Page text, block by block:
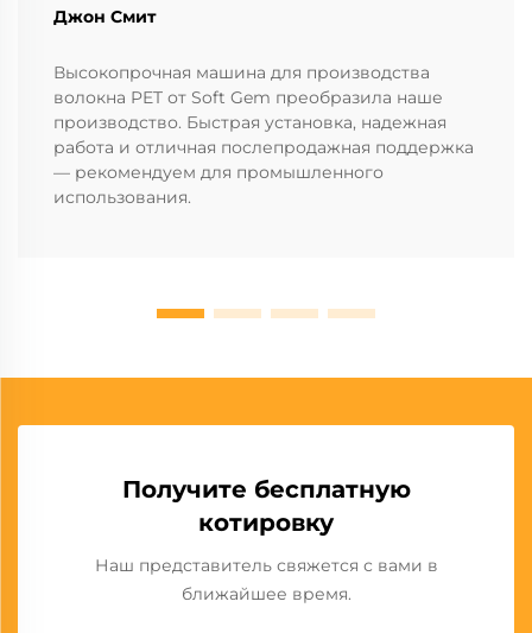
Джон Смит
Высокопрочная машина для производства
волокна PET от Soft Gem преобразила наше
производство. Быстрая установка, надежная
работа и отличная послепродажная поддержка
— рекомендуем для промышленного
использования.
Получите бесплатную
котировку
Наш представитель свяжется с вами в
ближайшее время.